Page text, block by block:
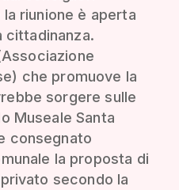
riunione è aperta
cittadinanza.
che promuove la
sorgere sulle
Museale Santa
consegnato
la proposta di
secondo la